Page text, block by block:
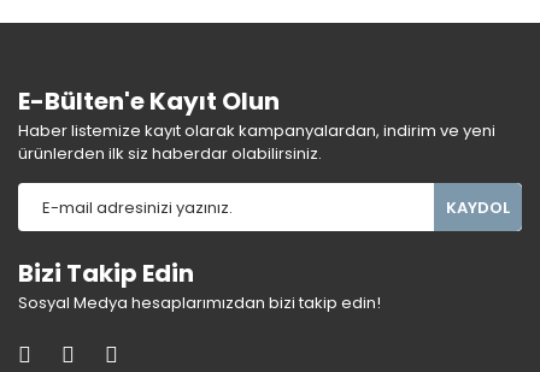
E-Bülten'e Kayıt Olun
Haber listemize kayıt olarak kampanyalardan, indirim ve yeni
ürünlerden ilk siz haberdar olabilirsiniz.
KAYDOL
Bizi Takip Edin
Sosyal Medya hesaplarımızdan bizi takip edin!